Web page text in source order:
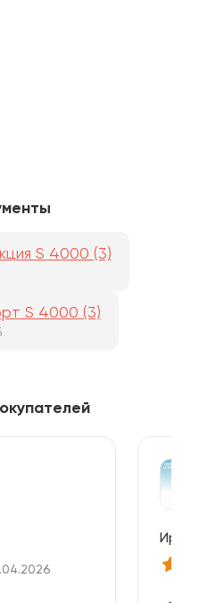
Ирина
S 4000 (3)
S 4000 (3)